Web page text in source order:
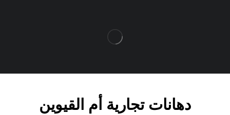
دهانات تجارية أم القيوين